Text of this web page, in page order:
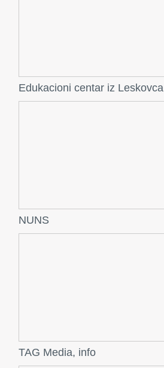
Edukacioni centar iz Leskovca
NUNS
TAG Media, info